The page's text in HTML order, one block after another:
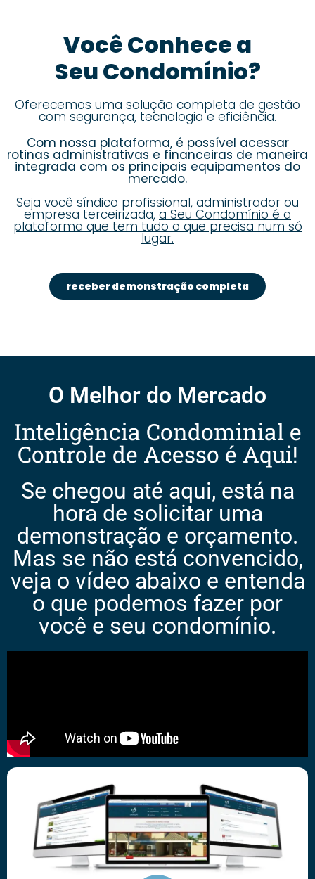
Você Conhece a
Seu Condomínio?
Oferecemos uma solução completa de gestão
com segurança, tecnologia e eficiência.
Com nossa plataforma, é possível acessar
rotinas administrativas e financeiras de maneira
integrada com os principais equipamentos do
mercado.
Seja você síndico profissional, administrador ou
empresa terceirizada, a Seu Condomínio é a
plataforma que tem tudo o que precisa num só
lugar.
receber demonstração completa
O Melhor do Mercado
Inteligência Condominial e
Controle de Acesso é Aqui!
Se chegou até aqui, está na
hora de solicitar uma
demonstração e orçamento.
Mas se não está convencido,
veja o vídeo abaixo e entenda
o que podemos fazer por
você e seu condomínio.